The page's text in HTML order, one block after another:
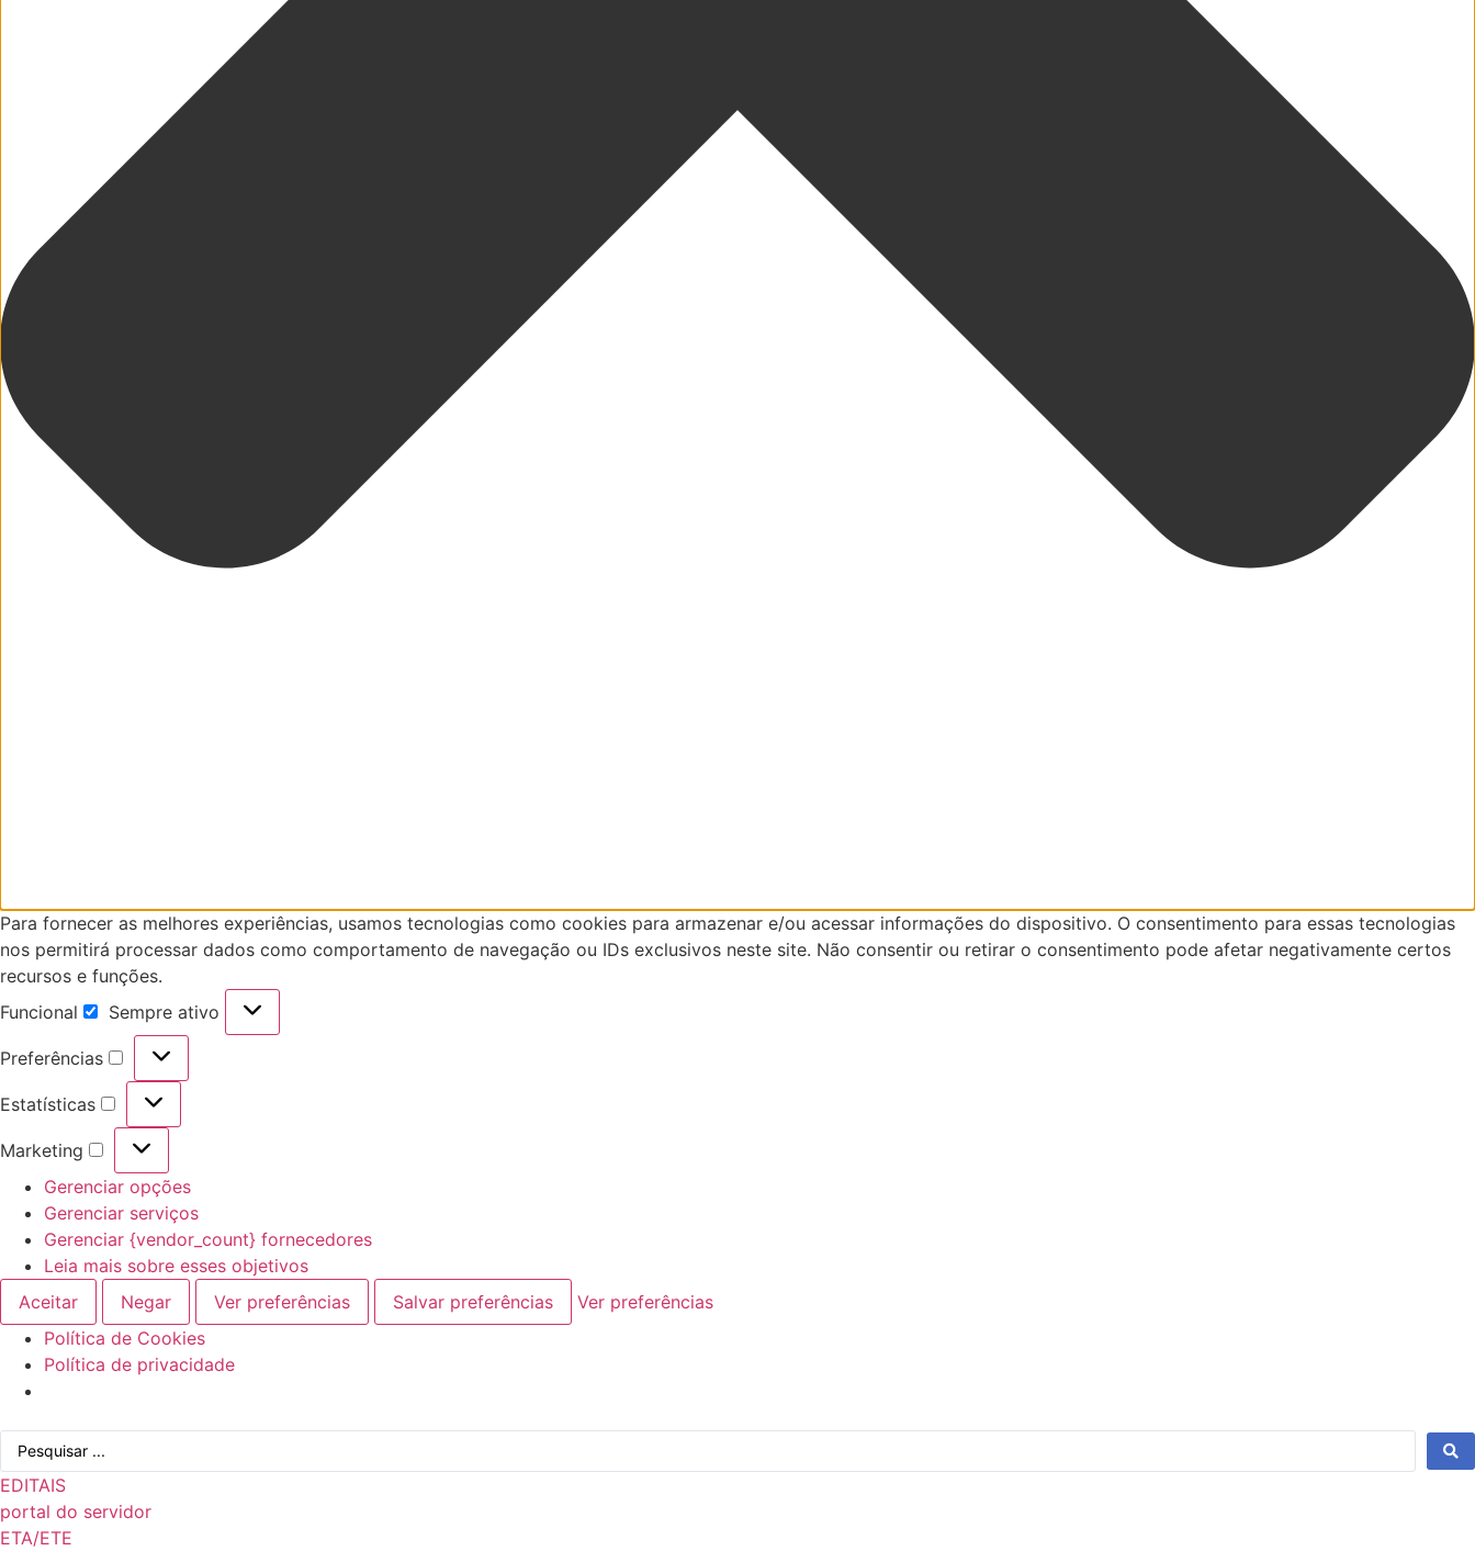
Para fornecer as melhores experiências, usamos tecnologias como cookies para armazenar e/ou acessar informações do dispositivo. O consentimento para essas tecnologias
nos permitirá processar dados como comportamento de navegação ou IDs exclusivos neste site. Não consentir ou retirar o consentimento pode afetar negativamente certos
recursos e funções.
Funcional
Funcional
Sempre ativo
Preferências
Preferências
Estatísticas
Estatísticas
Marketing
Marketing
Gerenciar opções
Gerenciar serviços
Gerenciar {vendor_count} fornecedores
Leia mais sobre esses objetivos
Aceitar
Negar Ver preferências Salvar preferências
Ver preferências
Política de Cookies
Política de privacidade
para
o
conteúdo
Pesquisar
EDITAIS
portal do servidor
ETA/ETE